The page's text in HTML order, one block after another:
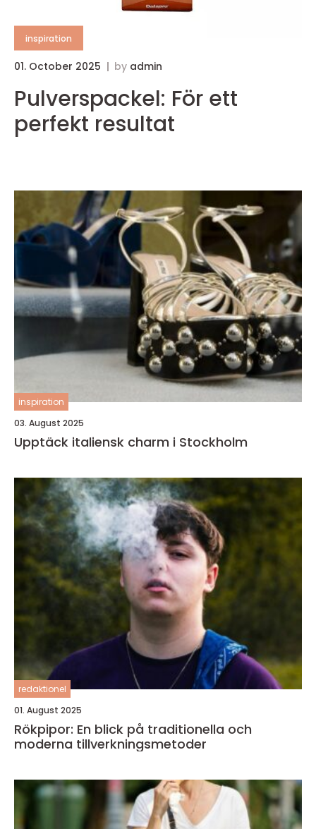
inspiration
01. October 2025 by admin
Pulverspackel: För ett
perfekt resultat
inspiration
03. August 2025
Upptäck italiensk charm i Stockholm
redaktionel
01. August 2025
Rökpipor: En blick på traditionella och
moderna tillverkningsmetoder